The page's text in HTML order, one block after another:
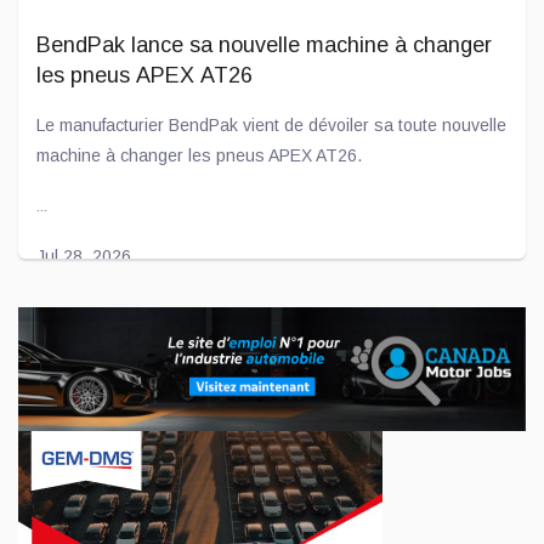
BendPak lance sa nouvelle machine à changer
les pneus APEX AT26
Le manufacturier BendPak vient de dévoiler sa toute nouvelle
machine à changer les pneus APEX AT26.
Jul 28, 2026
L'entente entre Toyota et Joby Aviation prend
de l'importance
Voilà déjà quelques années que le constructeur automobile
Toyota « flirte » avec l'américaine Joby Aviation afin de créer
des avions électriques.
...